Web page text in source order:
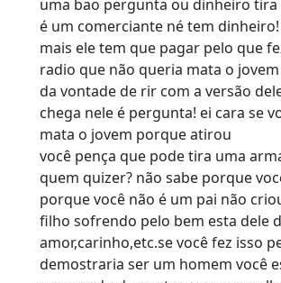
uma bao pergunta ou dinheiro tira
é um comerciante né tem dinheiro!
mais ele tem que pagar pelo que
radio que não queria mata o jovem
da vontade de rir com a versão
chega nele é pergunta! ei cara se
mata o jovem porque atirou
você pença que pode tira uma
quem quizer? não sabe porque
porque você não é um pai não
filho sofrendo pelo bem esta dele
amor,carinho,etc.se você fez isso
demostraria ser um homem você